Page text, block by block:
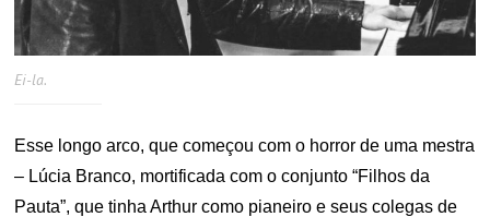
Ei-la.
Esse longo arco, que começou com o horror de uma mestra
– Lúcia Branco, mortificada com o conjunto “Filhos da
Pauta”, que tinha Arthur como pianeiro e seus colegas de